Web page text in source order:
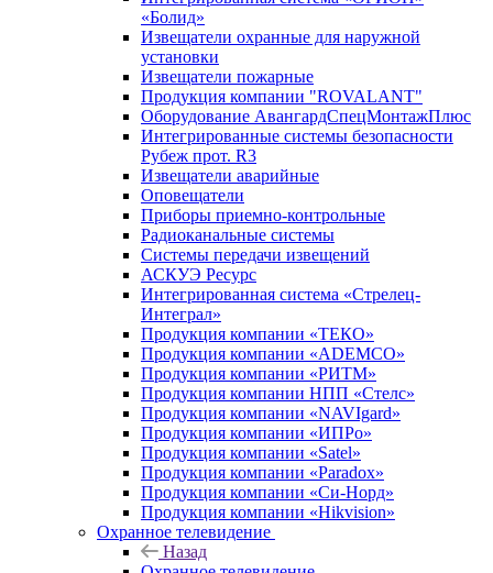
«Болид»
Извещатели охранные для наружной
установки
Извещатели пожарные
Продукция компании "ROVALANT"
Оборудование АвангардСпецМонтажПлюс
Интегрированные системы безопасности
Рубеж прот. R3
Извещатели аварийные
Оповещатели
Приборы приемно-контрольные
Радиоканальные системы
Системы передачи извещений
АСКУЭ Ресурс
Интегрированная система «Стрелец-
Интеграл»
Продукция компании «ТЕКО»
Продукция компании «ADEMCO»
Продукция компании «РИТМ»
Продукция компании НПП «Стелс»
Продукция компании «NAVIgard»
Продукция компании «ИПРо»
Продукция компании «Satel»
Продукция компании «Paradox»
Продукция компании «Си-Норд»
Продукция компании «Hikvision»
Охранное телевидение
Назад